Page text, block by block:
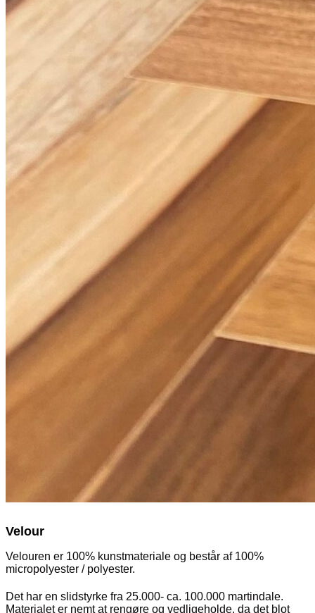
Velour
Velouren er 100% kunstmateriale og består af 100%
micropolyester / polyester.
Det har en slidstyrke fra 25.000- ca. 100.000 martindale.
Materialet er nemt at rengøre og vedligeholde, da det blot